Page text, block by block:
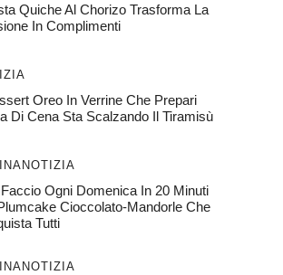
Quiche Al Chorizo ​​trasforma La
In Complimenti
Oreo In Verrine Che Prepari
Di Cena Sta Scalzando Il Tiramisù
NOTIZIA
Ogni Domenica In 20 Minuti
Cioccolato-Mandorle Che
Tutti
NOTIZIA